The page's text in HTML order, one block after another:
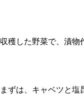
収穫した野菜で、漬物
まずは、キャベツと